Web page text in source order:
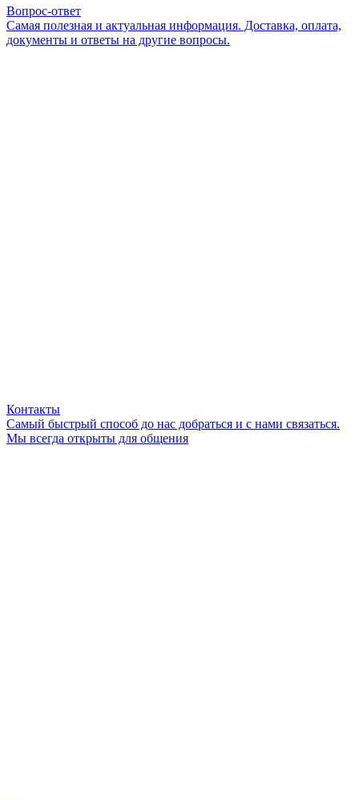
Вопрос-ответ
Самая полезная и актуальная информация. Доставка, оплата,
документы и ответы на другие вопросы.
Контакты
Самый быстрый способ до нас добраться и с нами связаться.
Мы всегда открыты для общения